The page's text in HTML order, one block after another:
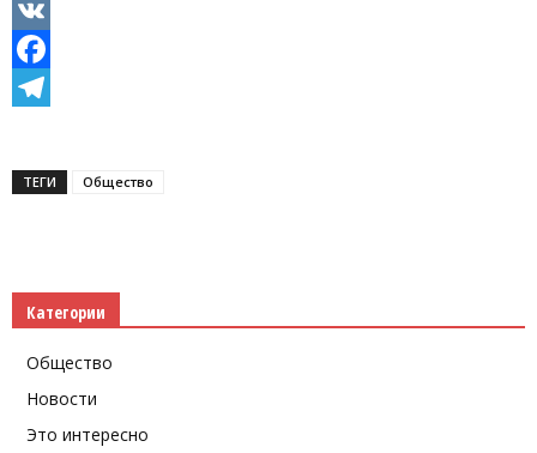
Odnoklassniki
VK
Facebook
ТЕГИ Общество
Категории
Общество
Новости
Это интересно